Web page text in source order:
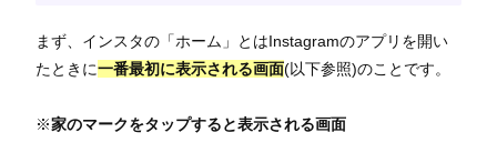
まず、インスタの「ホーム」とはInstagramのアプリを開い
たときに一番最初に表示される画面(以下参照)のことです。
※家のマークをタップすると表示される画面